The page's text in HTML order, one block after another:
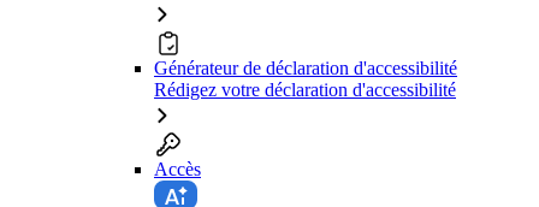
Générateur de déclaration d'accessibilité
Rédigez votre déclaration d'accessibilité
Accès